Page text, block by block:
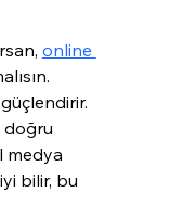
online
doğru
medya
bilir, bu